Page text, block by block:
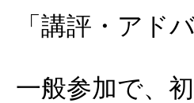
「講評・アド
一般参加で、